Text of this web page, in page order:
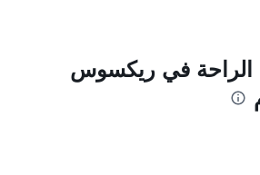
الراحة في ريكسوس